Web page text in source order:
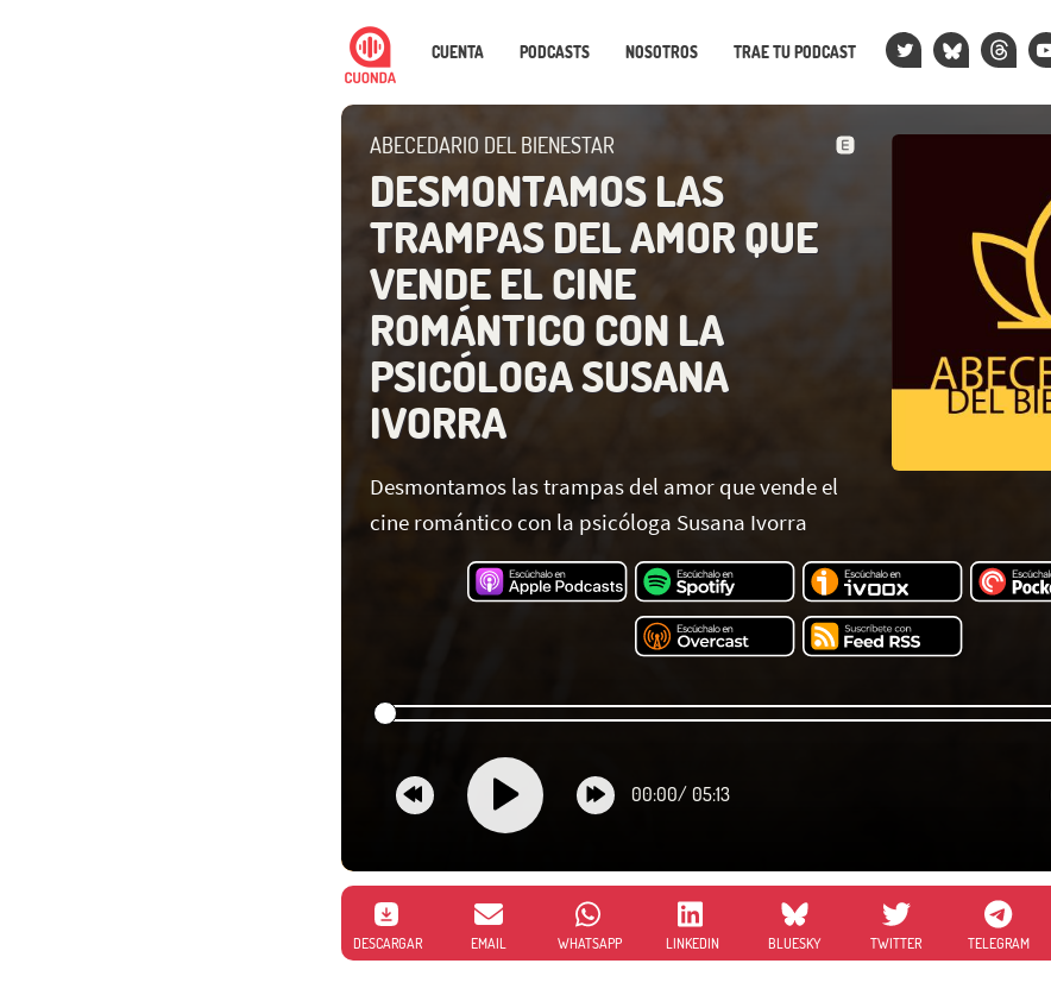
CUENTA PODCASTS NOSOTROS TRAE TU PODCAST
ABECEDARIO DEL BIENESTAR
DESMONTAMOS LAS
TRAMPAS DEL AMOR QUE
VENDE EL CINE
ROMÁNTICO CON LA
PSICÓLOGA SUSANA
IVORRA
Desmontamos las trampas del amor que vende el
cine romántico con la psicóloga Susana Ivorra
00:00/ 05:13
DESCARGAR EMAIL WHATSAPP LINKEDIN BLUESKY TWITTER TELEGRAM